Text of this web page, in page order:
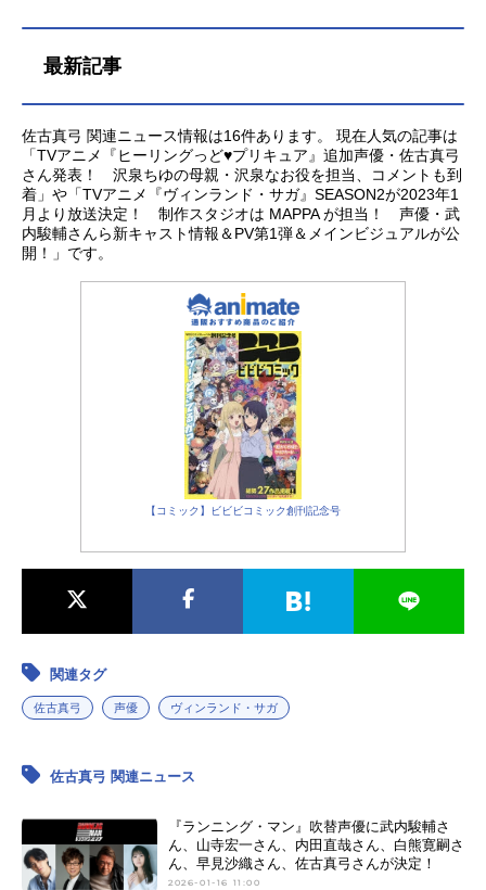
ション制作：ブレインズ・ベース制
作：NAS主題歌OP：「モノノケ・イ
ン・ザ・フィクション」嘘とカメレ
オンアニメイト通販での購入はこち
らED：「LASTDANCE」宮野真守ア
開始年＆季節2020冬アニメ、2022秋
アニメ(C)城平京・片瀬茶柴・講談社
／虚構推理製作委員会TVアニメ『虚
構推理』公式サイト『虚構推理』
公...
最新記事
佐古真弓 関連ニュース情報は16件あります。 現在人気の記事は
「TVアニメ『ヒーリングっど♥プリキュア』追加声優・佐古真弓
さん発表！ 沢泉ちゆの母親・沢泉なお役を担当、コメントも到
着」や「TVアニメ『ヴィンランド・サガ』SEASON2が2023年1
月より放送決定！ 制作スタジオは MAPPA が担当！ 声優・武
内駿輔さんら新キャスト情報＆PV第1弾＆メインビジュアルが公
開！」です。
【コミック】ビビビコミック創刊記念号
関連タグ
佐古真弓 声優 ヴィンランド・サガ
佐古真弓 関連ニュース
『ランニング・マン』吹替声優に武内駿輔さ
ん、山寺宏一さん、内田直哉さん、白熊寛嗣さ
ん、早見沙織さん、佐古真弓さんが決定！
2026-01-16 11:00